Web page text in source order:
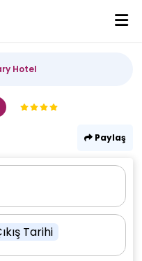
Hotel
Paylaş
Tarihi